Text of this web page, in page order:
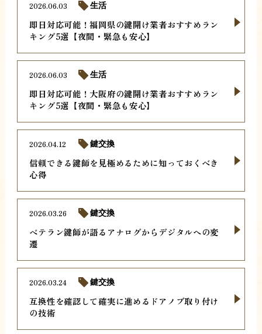
即日対応可能！福岡県の鍵開け業者おすすめラン
キング5選【夜間・緊急も安心】
2026.06.03 生活
即日対応可能！大阪府の鍵開け業者おすすめラン
キング5選【夜間・緊急も安心】
2026.06.03 生活
信頼できる鍵師を見極めるために知っておくべき
心得
2026.04.12 鍵交換
ベテラン鍵師が語るアナログからデジタルへの変
遷
2026.03.26 鍵交換
互換性を確認して確実に進めるドアノブ取り付け
の技術
2026.03.24 鍵交換